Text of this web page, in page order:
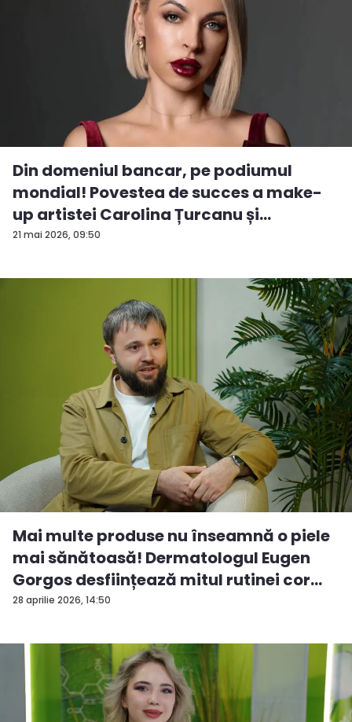
21 mai 2026, 09:50
Din domeniul bancar, pe podiumul
mondial! Povestea de succes a make-
up artistei Carolina Țurcanu și
tendințe...
28 aprilie 2026, 14:50
Mai multe produse nu înseamnă o piele
mai sănătoasă! Dermatologul Eugen
Gorgos desființează mitul rutinei cor...